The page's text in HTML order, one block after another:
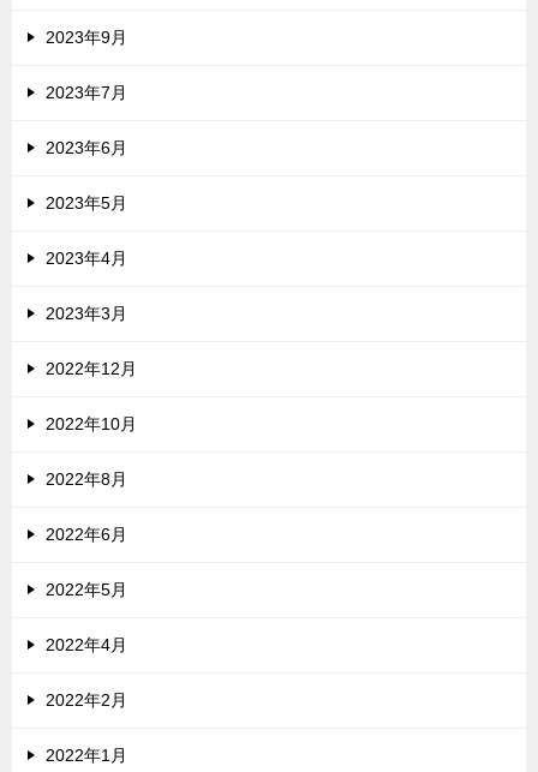
2023年9月
2023年7月
2023年6月
2023年5月
2023年4月
2023年3月
2022年12月
2022年10月
2022年8月
2022年6月
2022年5月
2022年4月
2022年2月
2022年1月